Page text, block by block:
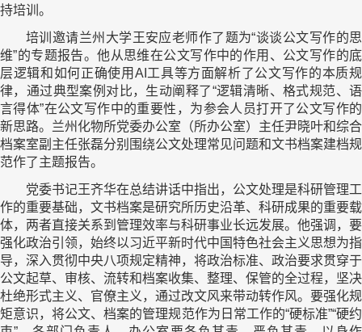
持培训。
培训邀请兰州大学王安应老师作了题为“谈谈公文写作的思
维”的专题报告。他从思维在公文写作中的作用、公文写作的底
层逻辑和如何正确使用AI工具等方面解析了公文写作的本质规
律，通过典型案例对比，生动阐释了“逻辑清晰、格式规范、语
言得体”在公文写作中的重要性，为参会人员打开了公文写作的
新思路。兰州化物所党委办公室（所办公室）主任尹晓叶和综合
档案室副主任张磊分别围绕公文处理常见问题和文书档案建档规
范作了主题报告。
党委书记王齐华在总结讲话中指出，公文处理是科研管理工
作的重要基础，文书档案是研究所历史沿革、科研成果的重要载
体，两者直接关系到管理效率与科研事业长远发展。他强调，要
强化政治引领，始终以习近平新时代中国特色社会主义思想为指
导，深入贯彻中央八项规定精神，将政治标准、政治要求贯穿于
公文起草、审核、流转和档案收集、整理、保管的全过程，坚决
杜绝形式主义、官僚主义，通过改文风来带动转作风。要强化规
矩意识，将公文、档案的管理规范作为日常工作的“硬标准”“硬约